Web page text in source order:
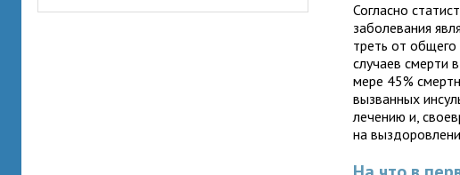
Согласно
заболевания
треть от
случаев смерти
мере 45%
вызванных
лечению и,
на